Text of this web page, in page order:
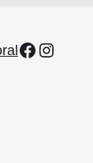
Facebook